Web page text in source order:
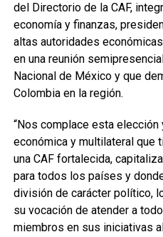
del Directorio de la CAF,
economía y finanzas,
altas autoridades
en una reunión
Nacional de México y que
Colombia en la región.
“Nos complace esta
económica y multilateral que
una CAF fortalecida,
para todos los países y
división de carácter político,
su vocación de atender a
miembros en sus iniciativas